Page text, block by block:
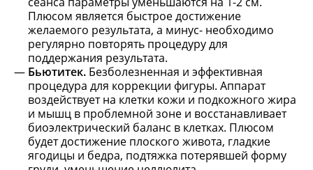
Плюсом является быстрое достижение
желаемого результата, а минус- необходимо
регулярно повторять процедуру для
поддержания результата.
Бьютитек. Безболезненная и эффективная
процедура для коррекции фигуры. Аппарат
воздействует на клетки кожи и подкожного жира
и мышц в проблемной зоне и восстанавливает
биоэлектрический баланс в клетках. Плюсом
будет достижение плоского живота, гладкие
ягодицы и бедра, подтяжка потерявшей форму